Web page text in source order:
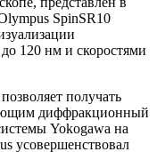
SpinSR10
120 нм и скоростями
получать
диффракционный
Yokogawa на
усовершенствовал